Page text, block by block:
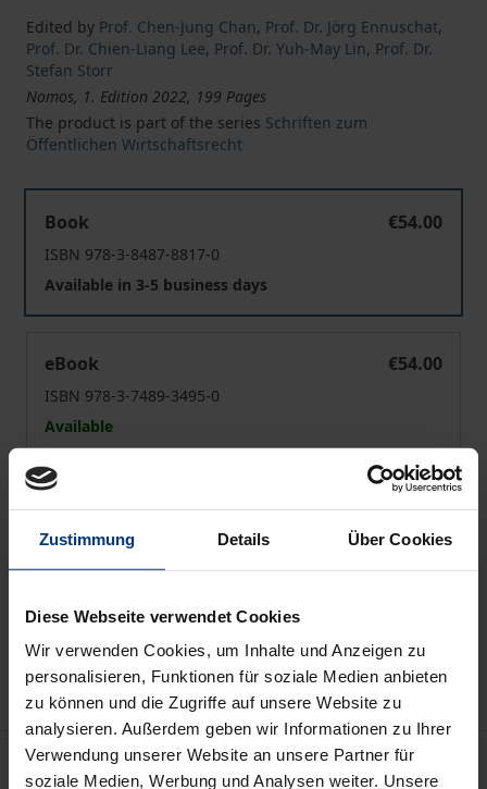
Zustimmung Details Über Cookies
Diese Webseite verwendet Cookies
Wir verwenden Cookies, um Inhalte und Anzeigen zu
personalisieren, Funktionen für soziale Medien anbieten
zu können und die Zugriffe auf unsere Website zu
analysieren. Außerdem geben wir Informationen zu Ihrer
Verwendung unserer Website an unsere Partner für
soziale Medien, Werbung und Analysen weiter. Unsere
Edited by Prof. Chen-Jung Chan, Prof. Dr. Jörg Ennuschat,
Prof. Dr. Chien-Liang Lee, Prof. Dr. Yuh-May Lin, Prof. Dr.
Stefan Storr
Nomos, 1. Edition 2022, 199 Pages
The product is part of the series Schriften zum
Öffentlichen Wirtschaftsrecht
Book
€54.00
ISBN 978-3-8487-8817-0
Available in 3-5 business days
eBook
€54.00
ISBN 978-3-7489-3495-0
Available
Add to Wish List
Delivery cost notice
Description